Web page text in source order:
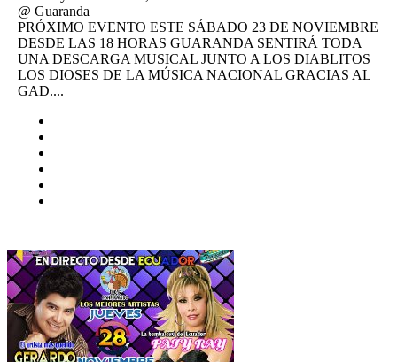
@ Guaranda
PRÓXIMO EVENTO ESTE SÁBADO 23 DE NOVIEMBRE
DESDE LAS 18 HORAS GUARANDA SENTIRÁ TODA
UNA DESCARGA MUSICAL JUNTO A LOS DIABLITOS
LOS DIOSES DE LA MÚSICA NACIONAL GRACIAS AL
GAD....